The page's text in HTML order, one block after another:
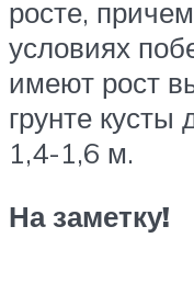
росте,
условиях
имеют рост
грунте кусты
1,4-1,6 м.
На заметку!